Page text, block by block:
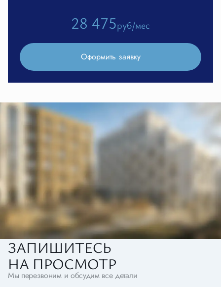
28 475руб/мес
Оформить заявку
ЗАПИШИТЕСЬ
НА ПРОСМОТР
Мы перезвоним и обсудим все детали